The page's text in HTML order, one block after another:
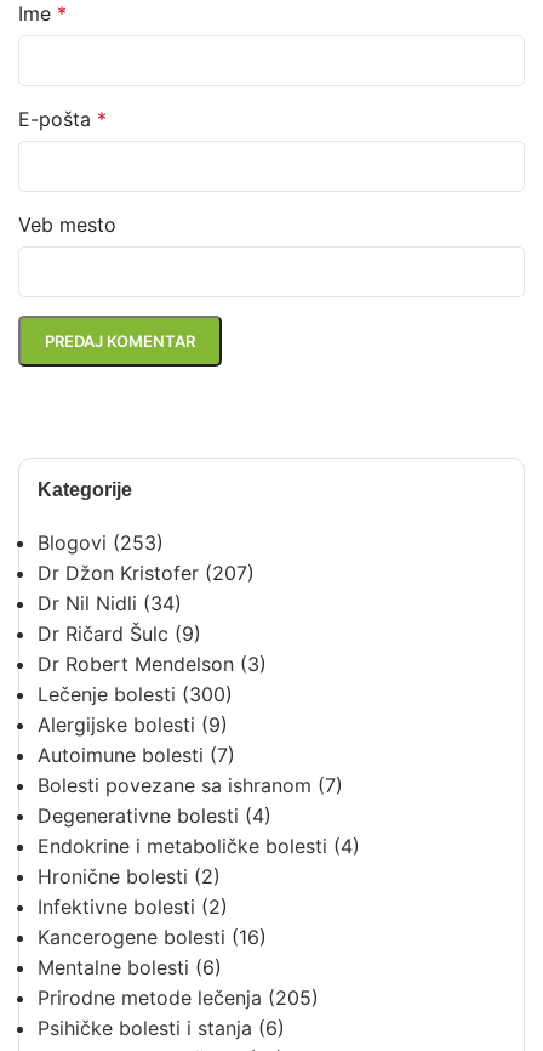
Kategorije
Blogovi (253)
Dr Džon Kristofer (207)
Dr Nil Nidli (34)
Dr Ričard Šulc (9)
Dr Robert Mendelson (3)
Lečenje bolesti (300)
Alergijske bolesti (9)
Autoimune bolesti (7)
Bolesti povezane sa ishranom (7)
Degenerativne bolesti (4)
Endokrine i metaboličke bolesti (4)
Hronične bolesti (2)
Infektivne bolesti (2)
Kancerogene bolesti (16)
Mentalne bolesti (6)
Prirodne metode lečenja (205)
Psihičke bolesti i stanja (6)
Ime *
E-pošta *
Veb mesto